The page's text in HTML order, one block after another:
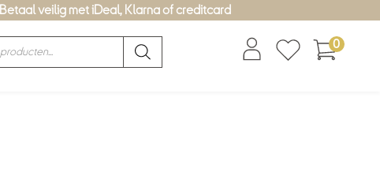
Betaal veilig met iDeal, Klarna of creditcard
0